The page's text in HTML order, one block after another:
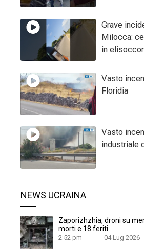
Grave
Milocca:
in
Vasto
Floridia
Vasto
industriale
NEWS UCRAINA
Zaporizhzhia, droni su
morti e 18 feriti
2:52 pm 04 Lug 2026